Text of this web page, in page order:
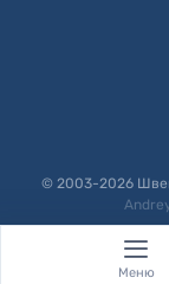
© 2003-2026
Меню